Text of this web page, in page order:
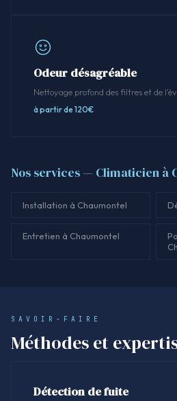
Odeur désagréable
Nettoyage profond des filtres et de
à partir de 120€
Nos services — Climaticien à
Installation à Chaumontel
Entretien à Chaumontel
SAVOIR-FAIRE
Méthodes et
Détection de fuite